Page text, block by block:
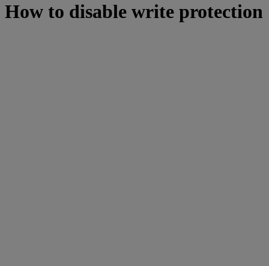
How to disable write protection